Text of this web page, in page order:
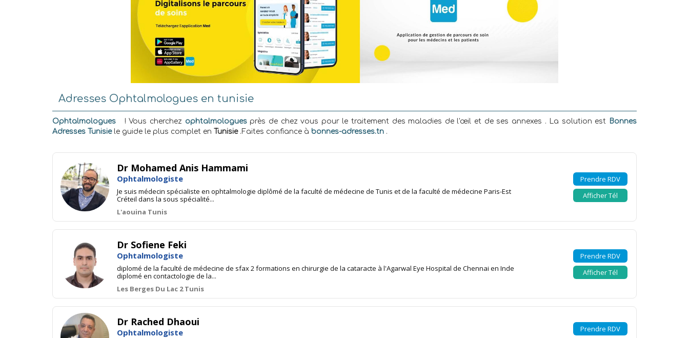
Adresses Ophtalmologues en tunisie
Ophtalmologues ! Vous cherchez ophtalmologuesprès de chez vous pour le traitement des maladies de l'œil et de ses annexes . La solution est Bonnes
Adresses Tunisie le guide le plus complet en Tunisie.Faites confiance à bonnes-adresses.tn .
Dr Mohamed Anis Hammami
Ophtalmologiste
Je suis médecin spécialiste en ophtalmologie diplômé de la faculté de médecine de Tunis et de la faculté de médecine Paris-Est
Créteil dans la sous spécialité...
L'aouina Tunis
Prendre RDV
Afficher Tél
Dr Sofiene Feki
Ophtalmologiste
diplomé de la faculté de médecine de sfax 2 formations en chirurgie de la cataracte à l'Agarwal Eye Hospital de Chennai en Inde
diplomé en contactologie de la...
Les Berges Du Lac 2 Tunis
Prendre RDV
Afficher Tél
Dr Rached Dhaoui
Ophtalmologiste
Prendre RDV